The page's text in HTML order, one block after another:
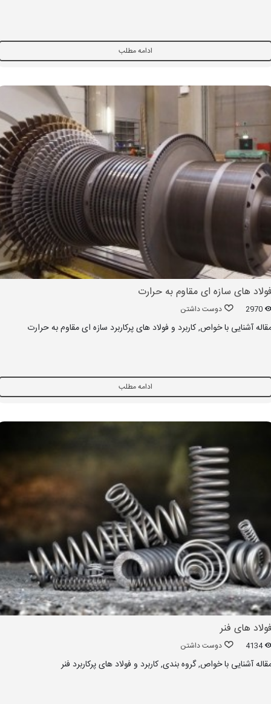
ادامه مطلب
های سازه ای مقاوم به حرارت
2970 دوست داشتن
آشنایی با خواص, کاربرد و فولاد های پرکاربرد سازه ای مقاوم به حرارت
ادامه مطلب
های فنر
4134 دوست داشتن
آشنایی با خواص, گروه بندی, کاربرد و فولاد های پرکاربرد فنر